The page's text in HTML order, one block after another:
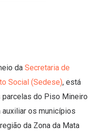
da Secretaria de
Social (Sedese), está
do Piso Mineiro
os municípios
da Zona da Mata